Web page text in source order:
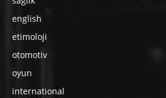
english
etimoloji
otomotiv
oyun
international